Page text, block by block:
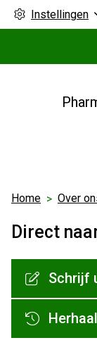
Instellingen
Home Over
Direct
Schrijf